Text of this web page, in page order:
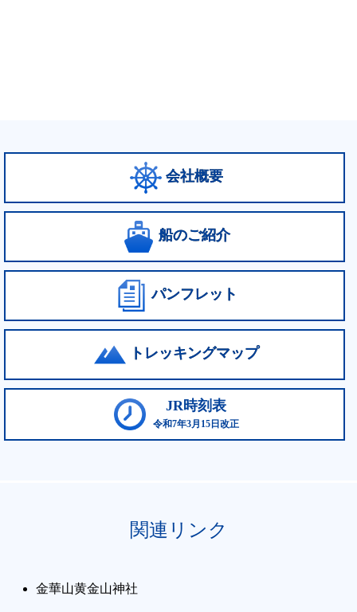
会社概要
船のご紹介
パンフレット
トレッキングマップ
JR時刻表
令和7年3月15日改正
関連リンク
金華山黄金山神社